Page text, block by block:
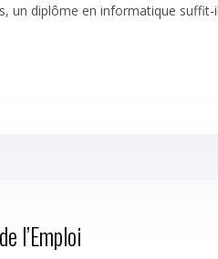
un diplôme en informatique
l’Emploi